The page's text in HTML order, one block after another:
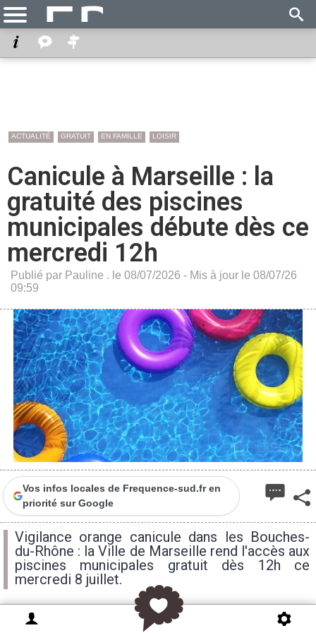
ACTUALITÉ GRATUIT EN FAMILLE LOISIR
Canicule à Marseille : la
gratuité des piscines
municipales débute dès ce
mercredi 12h
Publié par Pauline . le 08/07/2026 - Mis à jour le 08/07/26
09:59
Vos infos locales de Frequence-sud.fr en
priorité sur Google
Vigilance orange canicule dans les Bouches-
du-Rhône : la Ville de Marseille rend l'accès aux
piscines municipales gratuit dès 12h ce
mercredi 8 juillet.
Le département des Bouches-du-Rhône est placé en